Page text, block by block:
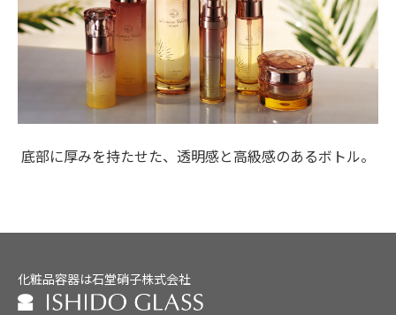
底部に厚みを持たせた、透明感と高級感のあるボトル。
化粧品容器は石堂硝子株式会社